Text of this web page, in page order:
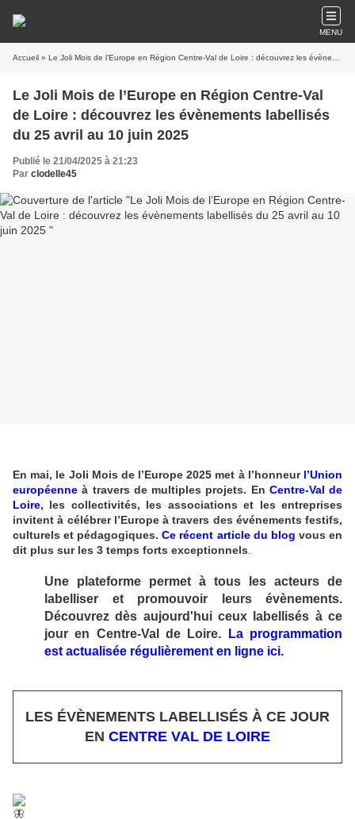
MENU
Accueil » Le Joli Mois de l’Europe en Région Centre-Val de Loire : découvrez les évènements labellisés du 25 avril au 10 juin 2025
Le Joli Mois de l’Europe en Région Centre-Val
de Loire : découvrez les évènements labellisés
du 25 avril au 10 juin 2025
Publié le 21/04/2025 à 21:23
Par clodelle45
En mai, le Joli Mois de l’Europe 2025 met à l’honneur l’Union
européenne à travers de multiples projets. En Centre-Val de
Loire, les collectivités, les associations et les entreprises
invitent à célébrer l’Europe à travers des événements festifs,
culturels et pédagogiques.Ce récent article du blog vous en
dit plus sur les 3 temps forts exceptionnels
Une plateforme permet à tous les acteurs de
labelliser et promouvoir leurs évènements.
Découvrez dès aujourd'hui ceux labellisés à ce
jour en Centre-Val de Loire.
La programmation
est actualisée régulièrement en ligne ici.
LES ÉVÈNEMENTS LABELLISÉS À CE JOUR
EN CENTRE VAL DE LOIRE